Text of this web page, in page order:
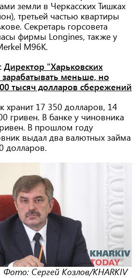
земли в Черкасских Тишках
третьей частью квартиры
Секретарь горсовета
фирмы Longines, также у
M96K.
Директор "Харьковских
зарабатывать меньше, но
тысяч долларов сбережений
17 350 долларов, 14
гривен. В банке у чиновника
В прошлом году
выдал два валютных займа
долларов.
Фото: Сергей Козлов/KHARKIV